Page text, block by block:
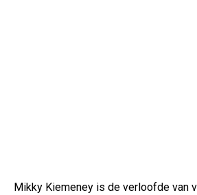
Mikky Kiemeney is de verloofde van